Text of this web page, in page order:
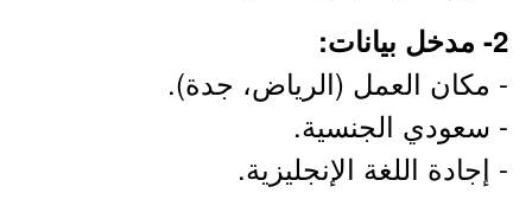
2- مدخل بيانات:
- مكان العمل (الرياض، جدة).
- سعودي الجنسية.
- إجادة اللغة الإنجليزية.